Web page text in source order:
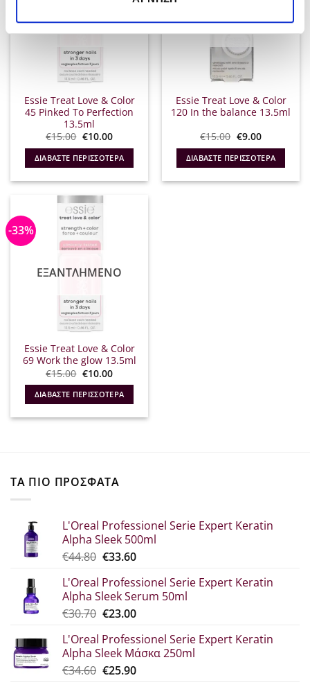
ΕΞΑΝΤΛΗΜΈΝΟ
Essie Treat Love & Color
45 Pinked To Perfection
13.5ml
€15.00 Original
price
was:
€15.00.
€10.00Η
τιμή
είναι:
€10.00.
ΔΙΑΒΆΣΤΕ ΠΕΡΙΣΣΌΤΕΡΑ
ΕΞΑΝΤΛΗΜΈΝΟ
Essie Treat Love & Color
120 In the balance 13.5ml
€15.00 Original
price
was:
€15.00.
€9.00Η
τιμή
είναι:
€9.00.
ΔΙΑΒΆΣΤΕ ΠΕΡΙΣΣΌΤΕΡΑ
-33%
ΕΞΑΝΤΛΗΜΈΝΟ
Essie Treat Love & Color
69 Work the glow 13.5ml
€15.00 Original
price
was:
€15.00.
€10.00Η
τιμή
είναι:
€10.00.
ΔΙΑΒΆΣΤΕ ΠΕΡΙΣΣΌΤΕΡΑ
ΤΑ ΠΙΟ ΠΡΟΣΦΑΤΑ
L'Oreal Professionel Serie Expert Keratin
Alpha Sleek 500ml
€44.80 Original
was:
€44.80.
€33.60Η
τιμή
είναι:
€33.60.
L'Oreal Professionel Serie Expert Keratin
Alpha Sleek Serum 50ml
€30.70 Original
was:
€30.70.
€23.00Η
τιμή
είναι:
€23.00.
L'Oreal Professionel Serie Expert Keratin
Alpha Sleek Μάσκα 250ml
€34.60 Original
€25.90Η